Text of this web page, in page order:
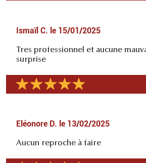
Ismaïl C. le 15/01/2025
Tres professionnel et aucune
surprise
Eléonore D. le 13/02/2025
Aucun reproche à faire